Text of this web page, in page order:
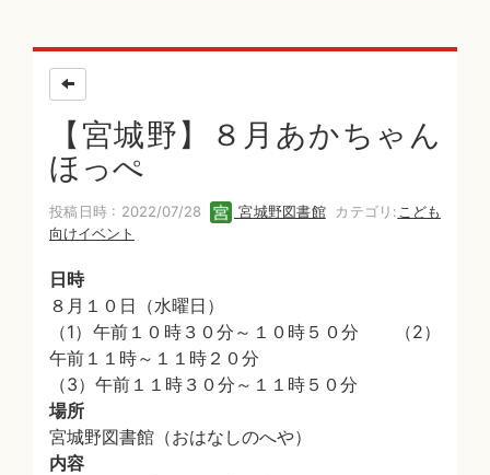
【宮城野】８月あかちゃん
ほっぺ
投稿日時 : 2022/07/28 宮城野図書館カテゴリ: こども
向けイベント
日時
８月１０日（水曜日）
（1）午前１０時３０分～１０時５０分 （2）
午前１１時～１１時２０分
（3）午前１１時３０分～１１時５０分
場所
宮城野図書館（おはなしのへや）
内容